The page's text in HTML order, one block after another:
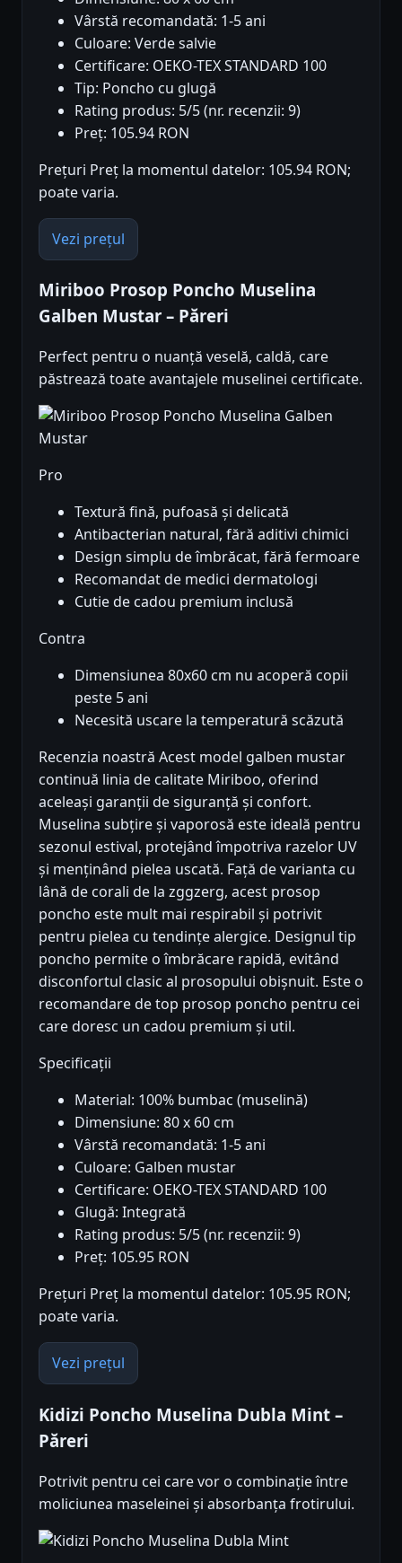
Vârstă recomandată: 1-5 ani
Culoare: Verde salvie
Certificare: OEKO-TEX STANDARD 100
Tip: Poncho cu glugă
Rating produs: 5/5 (nr. recenzii: 9)
Preț: 105.94 RON
Prețuri Preț la momentul datelor: 105.94 RON;
poate varia.
Vezi prețul
Miriboo Prosop Poncho Muselina
Galben Mustar – Păreri
Perfect pentru o nuanță veselă, caldă, care
păstrează toate avantajele muselinei certificate.
Pro
Textură fină, pufoasă și delicată
Antibacterian natural, fără aditivi chimici
Design simplu de îmbrăcat, fără fermoare
Recomandat de medici dermatologi
Cutie de cadou premium inclusă
Contra
Dimensiunea 80x60 cm nu acoperă copii
peste 5 ani
Necesită uscare la temperatură scăzută
Recenzia noastră Acest model galben mustar
continuă linia de calitate Miriboo, oferind
aceleași garanții de siguranță și confort.
Muselina subțire și vaporosă este ideală pentru
sezonul estival, protejând împotriva razelor UV
și menținând pielea uscată. Față de varianta cu
lână de corali de la zggzerg, acest prosop
poncho este mult mai respirabil și potrivit
pentru pielea cu tendințe alergice. Designul tip
poncho permite o îmbrăcare rapidă, evitând
disconfortul clasic al prosopului obișnuit. Este o
recomandare de top prosop poncho pentru cei
care doresc un cadou premium și util.
Specificații
Material: 100% bumbac (muselină)
Dimensiune: 80 x 60 cm
Vârstă recomandată: 1-5 ani
Culoare: Galben mustar
Certificare: OEKO-TEX STANDARD 100
Glugă: Integrată
Rating produs: 5/5 (nr. recenzii: 9)
Preț: 105.95 RON
Prețuri Preț la momentul datelor: 105.95 RON;
poate varia.
Vezi prețul
Kidizi Poncho Muselina Dubla Mint –
Păreri
Potrivit pentru cei care vor o combinație între
moliciunea maseleinei și absorbanța frotirului.